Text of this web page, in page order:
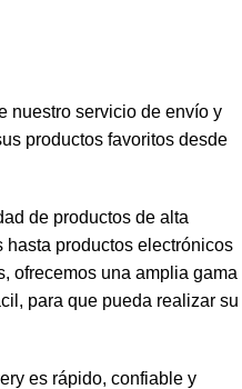
nuestro servicio de envío y
productos favoritos desde
de productos de alta
productos electrónicos
ofrecemos una amplia gama
para que pueda realizar su
es rápido, confiable y